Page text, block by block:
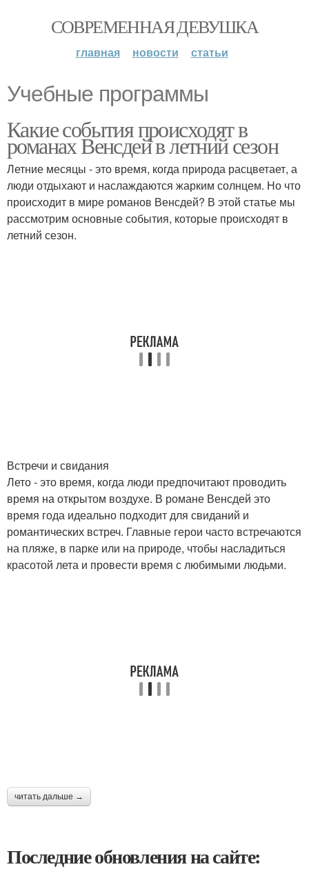
СОВРЕМЕННАЯ ДЕВУШКА
главная новости статьи
Учебные программы
Какие события происходят в
романах Венсдей в летний сезон
Летние месяцы - это время, когда природа расцветает, а
люди отдыхают и наслаждаются жарким солнцем. Но что
происходит в мире романов Венсдей? В этой статье мы
рассмотрим основные события, которые происходят в
летний сезон.
Встречи и свидания
Лето - это время, когда люди предпочитают проводить
время на открытом воздухе. В романе Венсдей это
время года идеально подходит для свиданий и
романтических встреч. Главные герои часто встречаются
на пляже, в парке или на природе, чтобы насладиться
красотой лета и провести время с любимыми людьми.
читать дальше →
Последние обновления на сайте: